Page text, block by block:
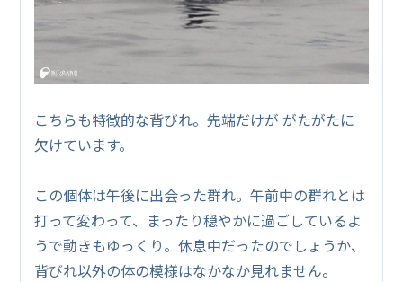
こちらも特徴的な背びれ。先端だけが がたがたに
欠けています。
この個体は午後に出会った群れ。午前中の群れとは
打って変わって、まったり穏やかに過ごしているよ
うで動きもゆっくり。休息中だったのでしょうか、
背びれ以外の体の模様はなかなか見れません。